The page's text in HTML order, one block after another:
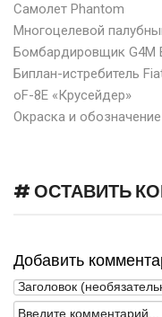
Самолет Phantom
Многоцелевой
Бомбардировщик G4M
Биплан-истребитель
оF-8E «Крусейдер»
Окраска и
# ОСТАВИТЬ
Добавить